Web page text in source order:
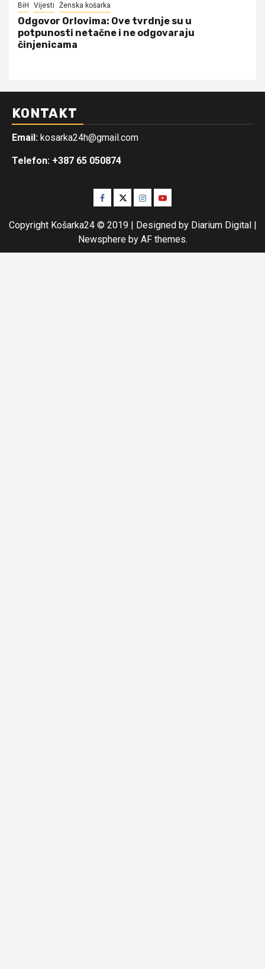
BiH Vijesti Ženska košarka
Odgovor Orlovima: ​Ove tvrdnje su u
potpunosti netačne i ne odgovaraju
činjenicama
KONTAKT
Email: kosarka24h@gmail.com
Telefon: +387 65 050874
Facebook
TwitterInstagram
Youtube
Copyright Košarka24 © 2019 | Designed by Diarium Digital |
Newsphereby AF themes.